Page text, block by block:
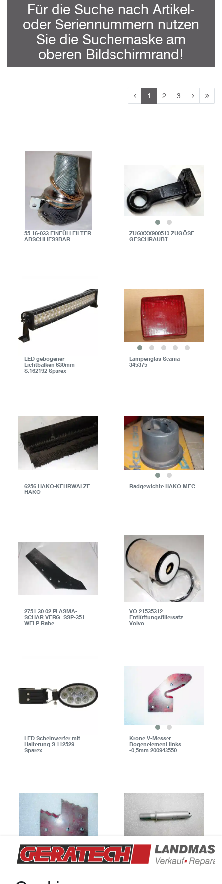
Für die Suche nach Artikel-
oder Seriennummern nutzen
Sie die Suchemaske am
oberen Bildschirmrand!
1 2 3
55.16-033 EINFÜLLFILTER
ABSCHLIESSBAR
ZUGXXX900510 ZUGÖSE
GESCHRAUBT
LED gebogener
Lichtbalken 630mm
S.162192 Sparex
Lampenglas Scania
345375
6256 HAKO-KEHRWALZE
HAKO
Radgewichte HAKO MFC
2751.30.02 PLASMA-
SCHAR VERG. SSP-351
WELP Rabe
VO.21535312
Entlüftungsfiltersatz
Volvo
LED Scheinwerfer mit
Halterung S.112529
Sparex
Krone V-Messer
Bogenelement links
-0,5mm 200943550
Krone V-Messer
Krone Achsbolzen 30 x